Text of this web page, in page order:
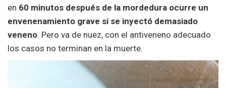
en 60 minutos después de la mordedura ocurre un
envenenamiento grave si se inyectó demasiado
veneno. Pero va de nuez, con el antiveneno adecuado
los casos no terminan en la muerte.